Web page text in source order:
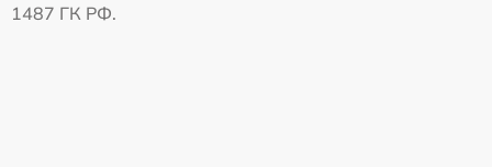
1487 ГК РФ.